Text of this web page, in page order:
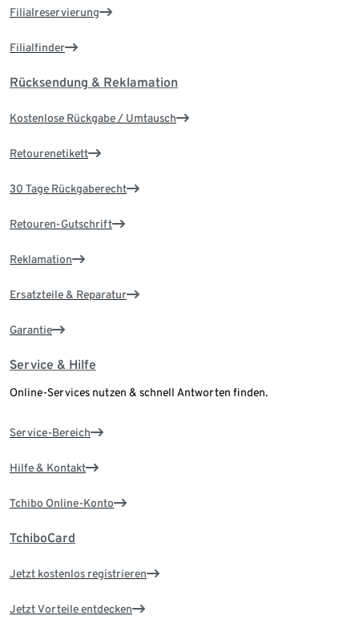
Filialreservierung
Filialfinder
Rücksendung & Reklamation
Kostenlose Rückgabe / Umtausch
Retourenetikett
30 Tage Rückgaberecht
Retouren-Gutschrift
Reklamation
Ersatzteile & Reparatur
Garantie
Service & Hilfe
Online-Services nutzen & schnell Antworten finden.
Service-Bereich
Hilfe & Kontakt
Tchibo Online-Konto
TchiboCard
Jetzt kostenlos registrieren
Jetzt Vorteile entdecken